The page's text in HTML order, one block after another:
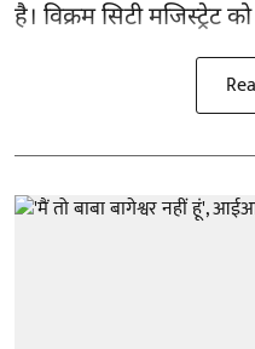
है। विक्रम सिटी मजिस्ट्रेट को